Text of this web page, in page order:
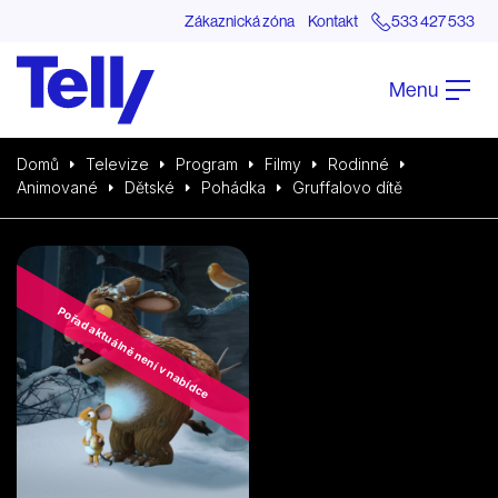
Zákaznická zóna Kontakt 533 427 533
Menu
Domů Televize Program Filmy
Rodinné
Animované
Dětské Pohádka Gruffalovo dítě
Pořad aktuálně není v nabídce